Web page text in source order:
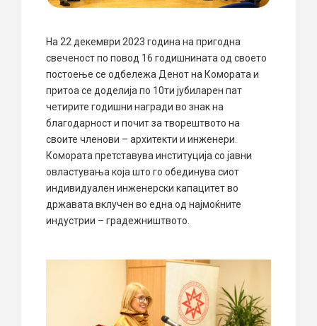
На 22 декември 2023 година на пригодна
свеченост по повод 16 годишнината од своето
постоење се одбележа Денот на Комората и
притоа се доделија по 10ти јубиларен пат
четирите годишни награди во знак на
благодарност и почит за творештвото на
своите членови – архитекти и инженери.
Комората претставува институција со јавни
овластувања која што го обединува сиот
индивидуален инженерски капацитет во
државата вклучен во една од најмоќните
индустрии – градежништвото.